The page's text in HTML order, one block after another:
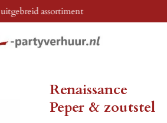
uitgebreid assortiment
Renaissance
Peper & zoutstel